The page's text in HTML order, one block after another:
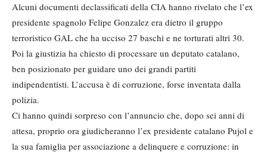
Alcuni documenti declassificati della CIA hanno rivelato che l’ex
presidente spagnolo Felipe Gonzalez era dietro il gruppo
terroristico GAL che ha ucciso 27 baschi e ne torturati altri 30.
Poi la giustizia ha chiesto di processare un deputato catalano,
ben posizionato per guidare uno dei grandi partiti
indipendentisti. L’accusa è di corruzione, forse inventata dalla
polizia.
Ci hanno quindi sorpreso con l’annuncio che, dopo sei anni di
attesa, proprio ora giudicheranno l’ex presidente catalano Pujol e
la sua famiglia per associazione a delinquere e corruzione: in